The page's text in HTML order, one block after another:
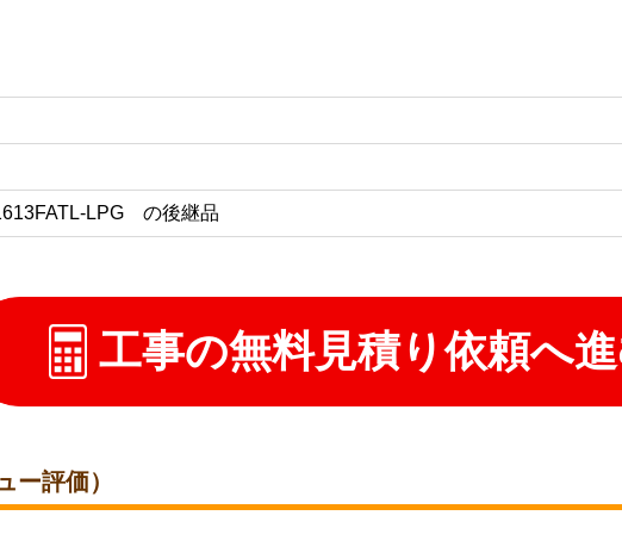
LPG の後継品
工事の無料見積り依頼へ
ー評価）